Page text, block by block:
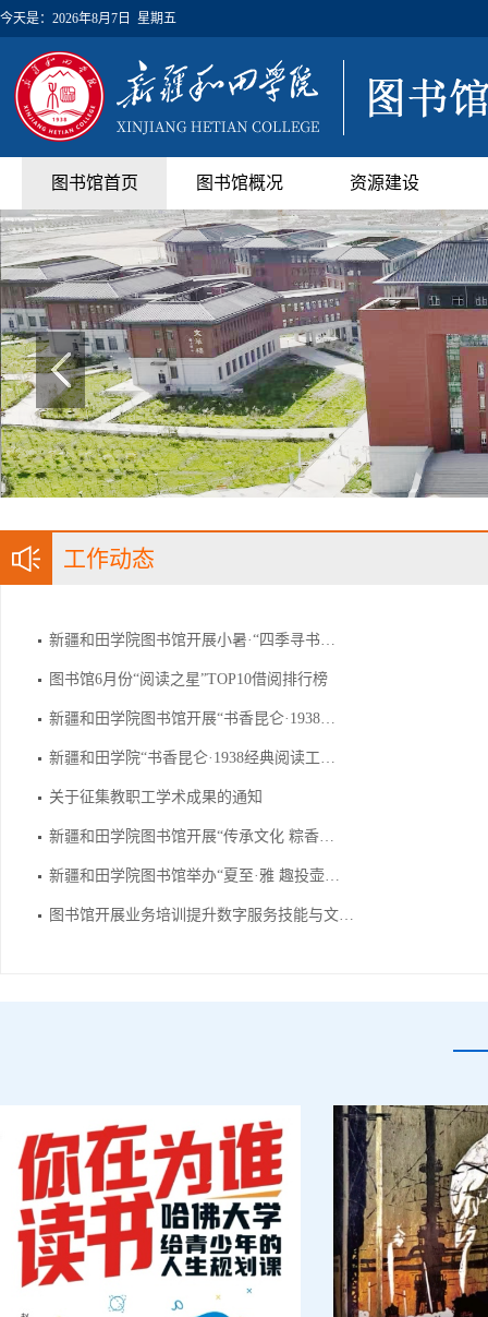
今天是： 2026年8月7日 星期五
图书馆首页 图书馆概况 资源建设
工作动态
新疆和田学院图书馆开展小暑·“四季寻书…
图书馆6月份“阅读之星”TOP10借阅排行榜
新疆和田学院图书馆开展“书香昆仑·1938…
新疆和田学院“书香昆仑·1938经典阅读工…
关于征集教职工学术成果的通知​
新疆和田学院图书馆开展“传承文化 粽香…
新疆和田学院图书馆举办“夏至·雅 趣投壶…
图书馆开展业务培训提升数字服务技能与文…